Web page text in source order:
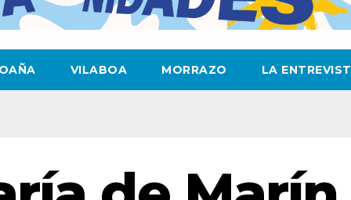
VILABOA MORRAZO LA